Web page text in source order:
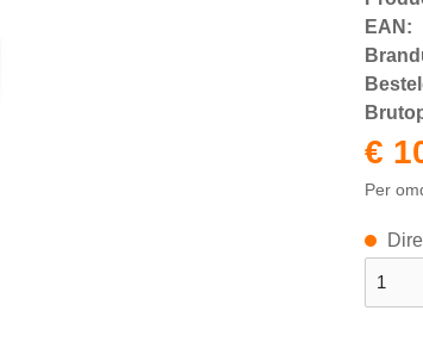
EAN:
€
Per